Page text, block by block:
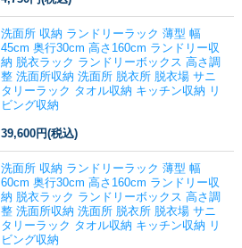
洗面所 収納 ランドリーラック 薄型 幅
45cm 奥行30cm 高さ160cm ランドリー収
納 脱衣ラック ランドリーボックス 高さ調
整 洗面所収納 洗面所 脱衣所 脱衣場 サニ
タリーラック タオル収納 キッチン収納 リ
ビング収納
39,600円(税込)
洗面所 収納 ランドリーラック 薄型 幅
60cm 奥行30cm 高さ160cm ランドリー収
納 脱衣ラック ランドリーボックス 高さ調
整 洗面所収納 洗面所 脱衣所 脱衣場 サニ
タリーラック タオル収納 キッチン収納 リ
ビング収納